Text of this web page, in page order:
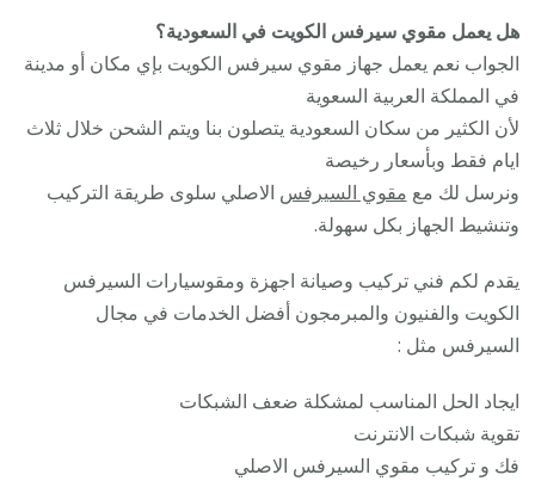
هل يعمل مقوي سيرفس الكويت في السعودية؟
الجواب نعم يعمل جهاز مقوي سيرفس الكويت بإي مكان أو مدينة
في المملكة العربية السعوية
لأن الكثير من سكان السعودية يتصلون بنا ويتم الشحن خلال ثلاث
ايام فقط وبأسعار رخيصة
ونرسل لك مع مقوي السيرفس الاصلي سلوى طريقة التركيب
وتنشيط الجهاز بكل سهولة.
يقدم لكم فني تركيب وصيانة اجهزة ومقوسيارات السيرفس
الكويت والفنيون والمبرمجون أفضل الخدمات في مجال
السيرفس مثل :
ايجاد الحل المناسب لمشكلة ضعف الشبكات
تقوية شبكات الانترنت
فك و تركيب مقوي السيرفس الاصلي